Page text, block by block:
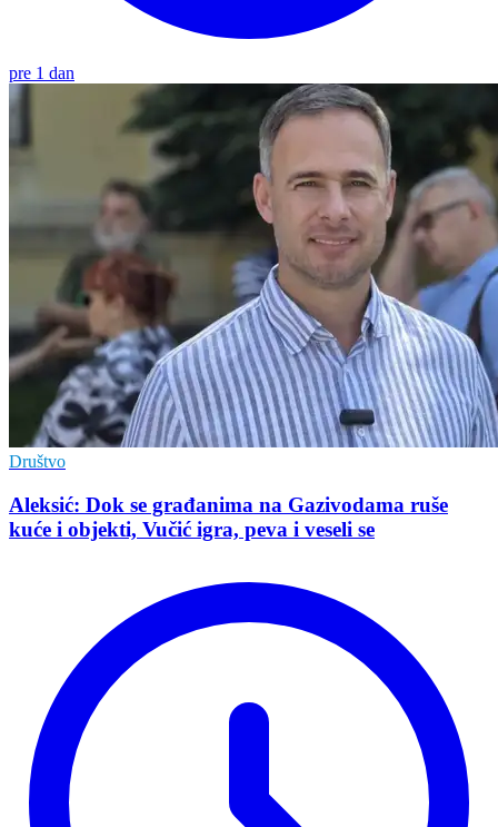
pre 1 dan
Društvo
Aleksić: Dok se građanima na Gazivodama ruše
kuće i objekti, Vučić igra, peva i veseli se